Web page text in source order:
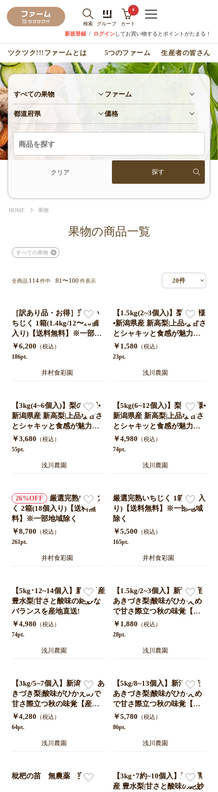
検索 グループ
0
カート
新規登録 / ログインしてお買い物するとポイントがたまる！
ツクツク!!!ファームとは 5つのファーム 生産者の皆さん
すべての果物 ファーム
都道府県 価格
クリア
HOME 果物
果物の商品一覧
すべての果物
全商品 114件中 81〜100 件表示 20件
［訳あり品・お得］完熟い
ちじく 1箱(1.4kg/12〜20個
入り)【送料無料】※一部地
域除く
￥6,200 （税込）
186pt.
井村食彩園
【1.5kg(2~3個入)】梨の王様
•新潟県産 新高梨|上品な甘さ
とシャキッと食感が魅力
【産地直送•秋のフルーツ】
￥1,580 （税込）
23pt.
浅川農園
【3kg(4~6個入)】梨の王様•
新潟県産 新高梨|上品な甘さ
とシャキッと食感が魅力
【産地直送•秋のフルーツ】
￥3,680 （税込）
55pt.
浅川農園
【5kg(6~12個入)】梨の王様•
新潟県産 新高梨|上品な甘さ
とシャキッと食感が魅力
【産地直送•秋のフルーツ】
￥4,980 （税込）
74pt.
浅川農園
26
厳選完熟いちじ
く 2箱(18個入り)【送料無
料】※一部地域除く
￥8,700 （税込）
261pt.
井村食彩園
厳選完熟いちじく 1箱(9個入
り)【送料無料】※一部地域
除く
￥5,500 （税込）
165pt.
井村食彩園
【5kg･12~14個入】新潟県産
豊水梨|甘さと酸味の絶妙な
バランスを産地直送!
￥4,980 （税込）
74pt.
浅川農園
【1.5kg/2~3個入】新潟県産
あきづき梨|酸味がひかえめ
で甘さ際立つ秋の味覚【産
地直送•秋のフルーツ】
￥1,880 （税込）
28pt.
浅川農園
【3kg/5~7個入】新潟県産 あ
きづき梨|酸味がひかえめで
甘さ際立つ秋の味覚【産地
直送•秋のフルーツ】
￥4,280 （税込）
64pt.
浅川農園
【5kg/8~13個入】新潟県産
あきづき梨|酸味がひかえめ
で甘さ際立つ秋の味覚【産
地直送•秋のフルーツ】
￥5,780 （税込）
86pt.
浅川農園
枇杷の苗 無農薬 実生
【3kg･7約~10個入】新潟県
産 豊水梨|甘さと酸味の絶妙